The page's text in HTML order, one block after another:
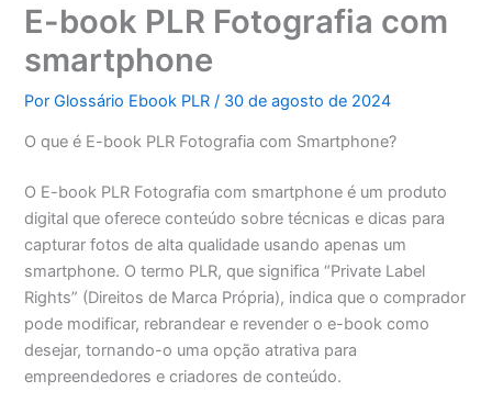
E-book PLR Fotografia com
smartphone
PorGlossário Ebook PLR/ 30 de agosto de 2024
O que é E-book PLR Fotografia com Smartphone?
O E-book PLR Fotografia com smartphone é um produto
digital que oferece conteúdo sobre técnicas e dicas para
capturar fotos de alta qualidade usando apenas um
smartphone. O termo PLR, que significa “Private Label
Rights” (Direitos de Marca Própria), indica que o comprador
pode modificar, rebrandear e revender o e-book como
desejar, tornando-o uma opção atrativa para
empreendedores e criadores de conteúdo.